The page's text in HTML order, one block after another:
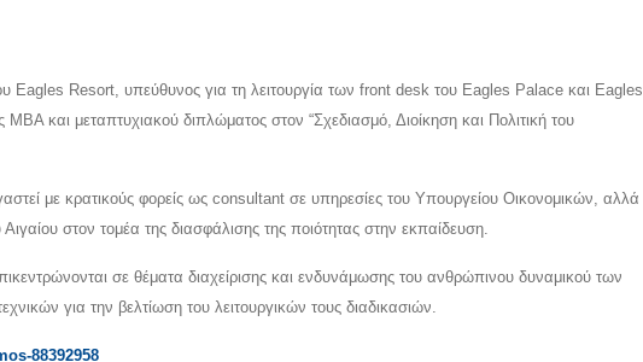
Eagles Resort, υπεύθυνος για τη λειτουργία των front desk του Eagles Palace και Eagles
και μεταπτυχιακού διπλώματος στον “Σχεδιασμό, Διοίκηση και Πολιτική του
με κρατικούς φορείς ως consultant σε υπηρεσίες του Υπουργείου Οικονομικών, αλλά
στον τομέα της διασφάλισης της ποιότητας στην εκπαίδευση.
σε θέματα διαχείρισης και ενδυνάμωσης του ανθρώπινου δυναμικού των
για την βελτίωση του λειτουργικών τους διαδικασιών.
88392958